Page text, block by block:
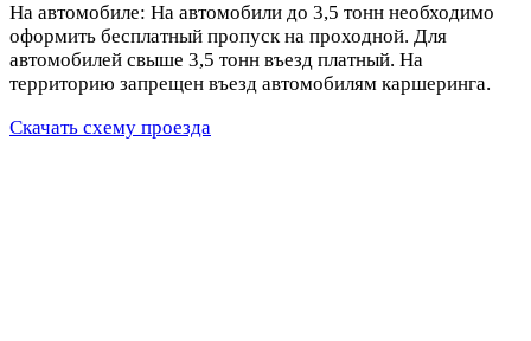
На автомобиле: На автомобили до 3,5 тонн необходимо
оформить бесплатный пропуск на проходной. Для
автомобилей свыше 3,5 тонн въезд платный. На
территорию запрещен въезд автомобилям каршеринга.
Скачать схему проезда